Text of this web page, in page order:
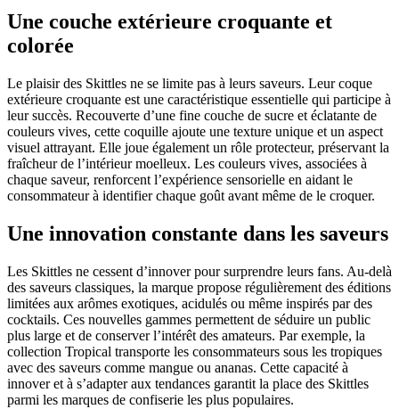
Une couche extérieure croquante et
colorée
Le plaisir des Skittles ne se limite pas à leurs saveurs. Leur coque
extérieure croquante est une caractéristique essentielle qui participe à
leur succès. Recouverte d’une fine couche de sucre et éclatante de
couleurs vives, cette coquille ajoute une texture unique et un aspect
visuel attrayant. Elle joue également un rôle protecteur, préservant la
fraîcheur de l’intérieur moelleux. Les couleurs vives, associées à
chaque saveur, renforcent l’expérience sensorielle en aidant le
consommateur à identifier chaque goût avant même de le croquer.
Une innovation constante dans les saveurs
Les Skittles ne cessent d’innover pour surprendre leurs fans. Au-delà
des saveurs classiques, la marque propose régulièrement des éditions
limitées aux arômes exotiques, acidulés ou même inspirés par des
cocktails. Ces nouvelles gammes permettent de séduire un public
plus large et de conserver l’intérêt des amateurs. Par exemple, la
collection Tropical transporte les consommateurs sous les tropiques
avec des saveurs comme mangue ou ananas. Cette capacité à
innover et à s’adapter aux tendances garantit la place des Skittles
parmi les marques de confiserie les plus populaires.